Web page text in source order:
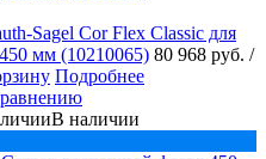
Sagel Cor Flex Classic для
мм (10210065) 80 968 руб. /
Подробнее
В наличии